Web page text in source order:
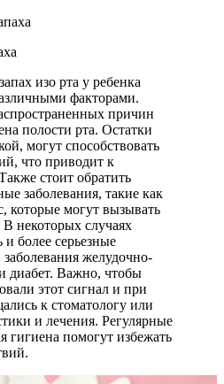
изо рта у ребенка
факторами.
причин
полости рта. Остатки
могут способствовать
что приводит к
стоит обратить
заболевания, такие как
которые могут вызывать
некоторых случаях
более серьезные
желудочно-
диабет. Важно, чтобы
этот сигнал и при
к стоматологу или
и лечения. Регулярные
гигиена помогут избежать